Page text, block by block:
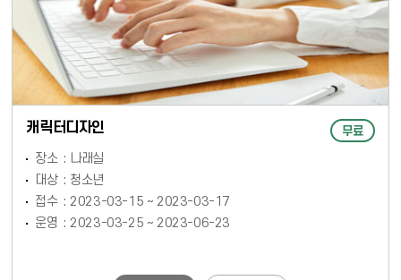
캐릭터디자인 무료
장소
나래실
대상
청소년
접수
2023-03-15 ~ 2023-03-17
운영
2023-03-25 ~ 2023-06-23